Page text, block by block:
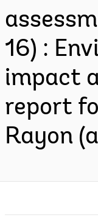
16) :
impact
report
Rayon